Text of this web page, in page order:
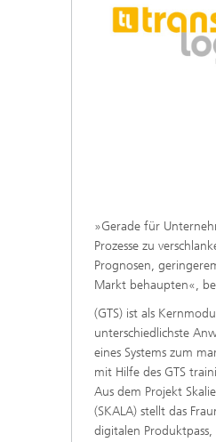
»Gerade für
Prozesse zu
Prognosen,
Markt behaupten«,
(GTS) ist als
unterschiedlichste
eines Systems zum
mit Hilfe des GTS
Aus dem Projekt
(SKALA) stellt das
digitalen